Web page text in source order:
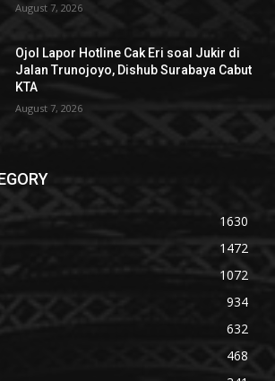
August 7, 2026
Ojol Lapor Hotline Cak Eri soal Jukir di
Jalan Trunojoyo, Dishub Surabaya Cabut
KTA
August 7, 2026
1630
1472
1072
934
632
468